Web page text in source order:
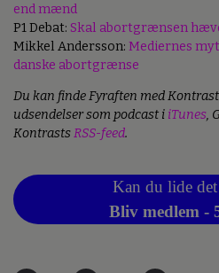
end mænd
P1 Debat: Skal abortgrænsen
Mikkel Andersson: Mediernes
danske abortgrænse
Du kan finde Fyraften med
udsendelser som podcast i iTunes,
KontrastsRSS-feed.
Kan du lide
Bliv medlem -